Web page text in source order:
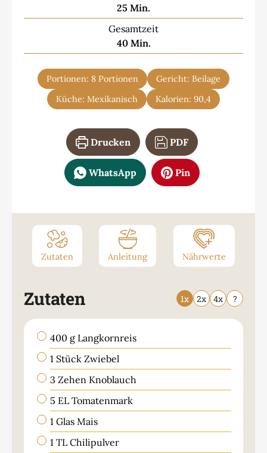
25 Minuten
Min.
Gesamtzeit
40Minuten
Min.
Portionen: 8 Portionen Gericht: Beilage
Küche: Mexikanisch Kalorien: 90,4
Drucken PDF
WhatsApp Pin
Zutaten Anleitung Nährwerte
Zutaten 1x 2x 4x ?
▢400 g Langkornreis
▢1 Stück Zwiebel
▢
3 Zehen Knoblauch
▢
5 EL Tomatenmark
▢1 Glas Mais
▢1 TL Chilipulver